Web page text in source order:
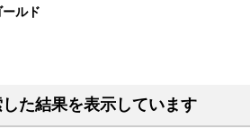
ルド
た結果を表示しています